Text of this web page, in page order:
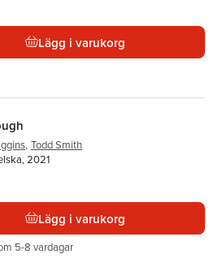
Lägg i varukorg
, Todd Smith
2021
Lägg i varukorg
5-8 vardagar